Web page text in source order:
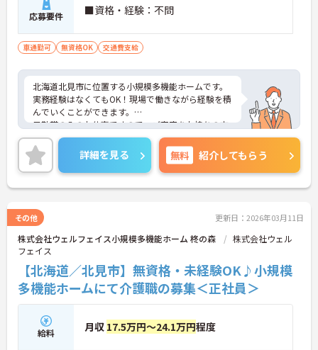
応募要件 ■資格・経験：不問
車通勤可 無資格OK 交通費支給
北海道北見市に位置する小規模多機能ホームです。
実務経験はなくてもOK！現場で働きながら経験を積
んでいくことができます。
日勤帯のみのお仕事ですので、ご家庭をお持ちの方
も働きやすい勤務時間でオススメです！
ご興味をお持ちの方はお気軽にお問い合わせくださ
い。
詳細を見る 無料 紹介してもらう
その他 更新日：2026年03月11日
株式会社ウェルフェイス小規模多機能ホーム 柊の森
株式会社ウェル
フェイス
【北海道／北見市】無資格・未経験OK♪小規模
多機能ホームにて介護職の募集＜正社員＞
給料 月収 17.5万円～24.1万円程度